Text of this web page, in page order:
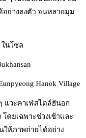
ย่างลงตัว จนหลายมุม
แวะคาเฟ่สไตล์ฮันอก
ดยเฉพาะช่วงเช้าและ
ให้ภาพถ่ายได้อย่าง